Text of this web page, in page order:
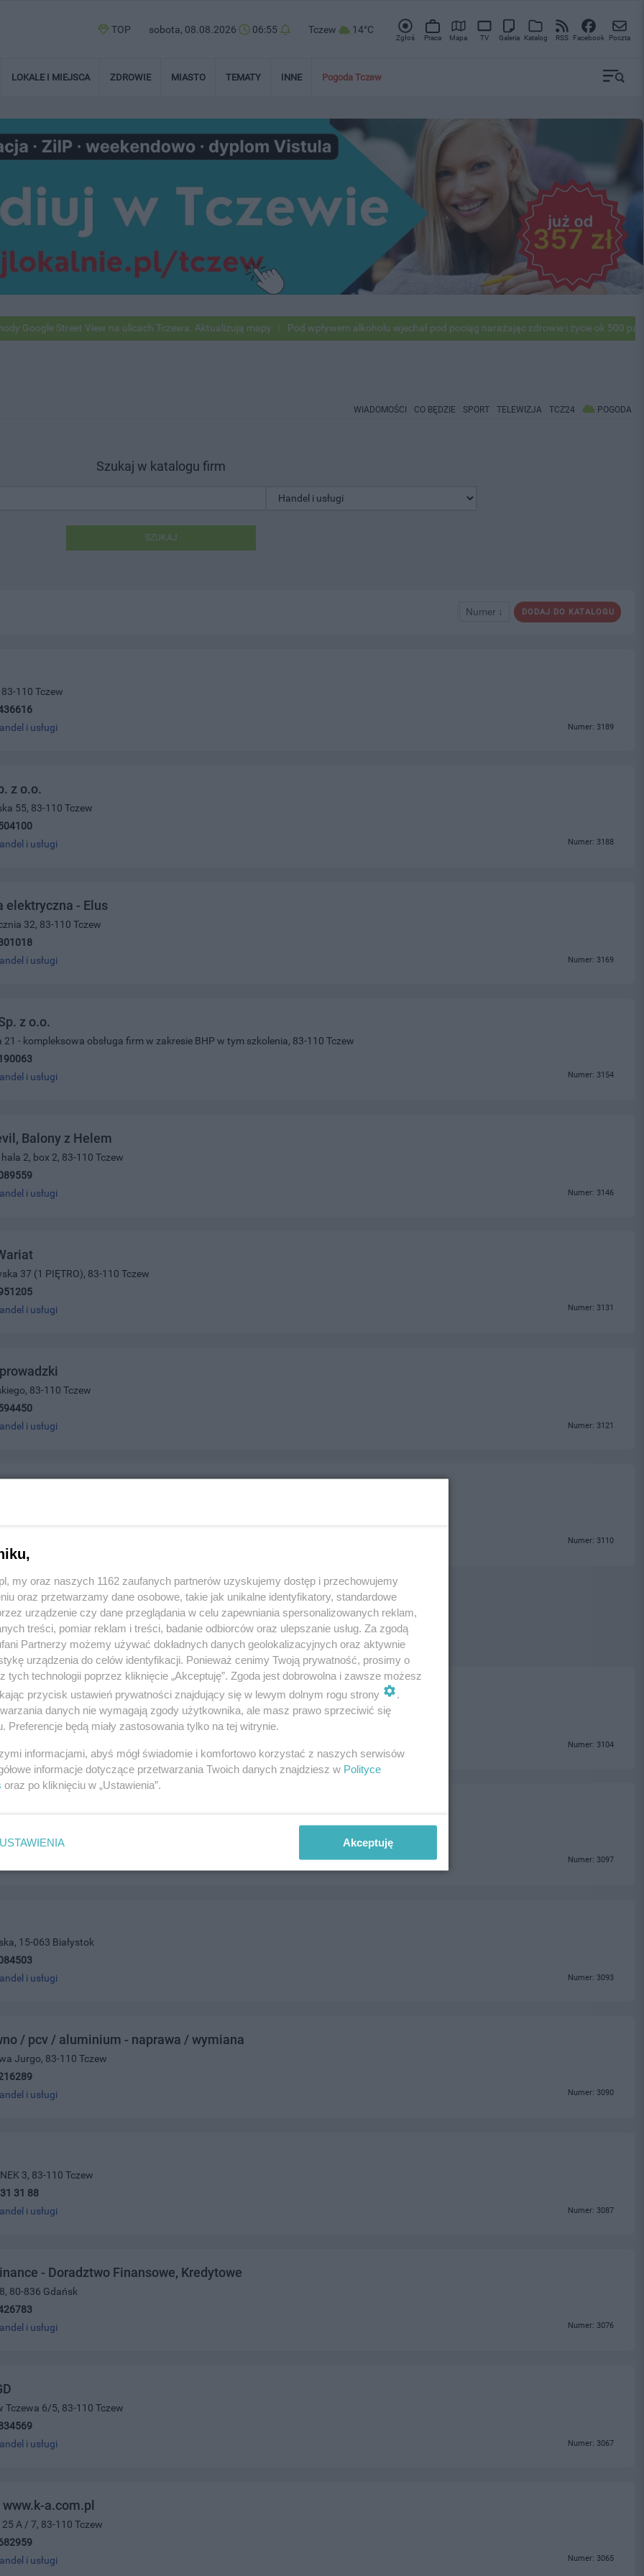
TOP sobota, 08.08.2026 06:55 Tczew 14°C
Zgłoś Praca Mapa TV Galeria Katalog RSS Facebook Poczta
LOKALE I MIEJSCA ZDROWIE MIASTO TEMATY INNE Pogoda Tczew
Street View na ulicach Tczewa. Aktualizują mapy Pod wpływem alkoholu wjechał pod pociąg narażając zdrowie i życie ok 500 pasażerów!
WIADOMOŚCI CO BĘDZIE SPORT TELEWIZJA TCZ24 POGODA
Szukaj w katalogu firm
SZUKAJ
DODAJ DO KATALOGU
Numer ↓
110 Tczew
i usługi Numer: 3189
z o.o.
55, 83-110 Tczew
i usługi Numer: 3188
elektryczna - Elus
32, 83-110 Tczew
i usługi Numer: 3169
z o.o.
- kompleksowa obsługa firm w zakresie BHP w tym szkolenia, 83-110 Tczew
i usługi Numer: 3154
Balony z Helem
2, box 2, 83-110 Tczew
i usługi Numer: 3146
37 (1 PIĘTRO), 83-110 Tczew
i usługi Numer: 3131
83-110 Tczew
i usługi Numer: 3121
19d, 83-110 Tczew
Numer: 3110
784-136-136
81-392 gdynia
Numer: 3104
Numer: 3097
15-063 Białystok
i usługi Numer: 3093
/ pcv / aluminium - naprawa / wymiana
Jurgo, 83-110 Tczew
i usługi Numer: 3090
3, 83-110 Tczew
31 88
i usługi Numer: 3087
- Doradztwo Finansowe, Kredytowe
80-836 Gdańsk
i usługi Numer: 3076
Tczewa 6/5, 83-110 Tczew
i usługi Numer: 3067
www.k-a.com.pl
25 A / 7, 83-110 Tczew
i usługi Numer: 3065
my oraz naszych 1162 zaufanych partnerów uzyskujemy dostęp i przechowujemy
oraz przetwarzamy dane osobowe, takie jak unikalne identyfikatory, standardowe
urządzenie czy dane przeglądania w celu zapewniania spersonalizowanych reklam,
treści, pomiar reklam i treści, badanie odbiorców oraz ulepszanie usług. Za zgodą
Partnerzy możemy używać dokładnych danych geolokalizacyjnych oraz aktywnie
urządzenia do celów identyfikacji. Ponieważ cenimy Twoją prywatność, prosimy o
tych technologii poprzez kliknięcie „Akceptuję”. Zgoda jest dobrowolna i zawsze możesz
przycisk ustawień prywatności znajdujący się w lewym dolnym rogu strony
.
danych nie wymagają zgody użytkownika, ale masz prawo sprzeciwić się
Preferencje będą miały zastosowania tylko na tej witrynie.
informacjami, abyś mógł świadomie i komfortowo korzystać z naszych serwisów
informacje dotyczące przetwarzania Twoich danych znajdziesz w Polityce
oraz po kliknięciu w „Ustawienia”.
USTAWIENIA Akceptuję